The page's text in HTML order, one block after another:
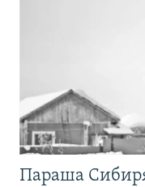
Параша